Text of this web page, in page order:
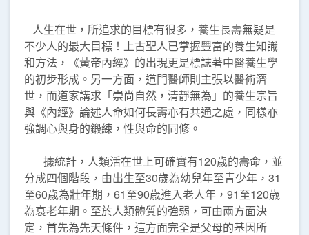
人生在世，所追求的目標有很多，養生長壽無疑是
不少人的最大目標！上古聖人已掌握豐富的養生知識
和方法，《黃帝內經》的出現更是標誌著中醫養生學
的初步形成。另一方面，道門醫師則主張以醫術濟
世，而道家講求「崇尚自然，清靜無為」的養生宗旨
與《內經》論述人命如何長壽亦有共通之處，同樣亦
強調心與身的鍛練，性與命的同修。
據統計，人類活在世上可確實有120歲的壽命，並
分成四個階段，由出生至30歲為幼兒年至青少年，31
至60歲為壯年期，61至90歳進入老人年，91至120歳
為衰老年期。至於人類體質的強弱，可由兩方面決
定，首先為先天條件，這方面完全是父母的基因所